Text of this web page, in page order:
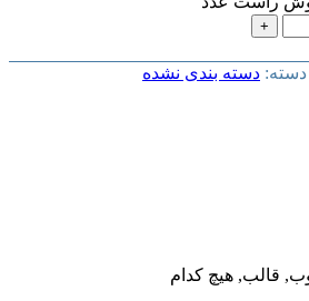
دسته: دسته بندی نشده
قالب, هیچ کدام